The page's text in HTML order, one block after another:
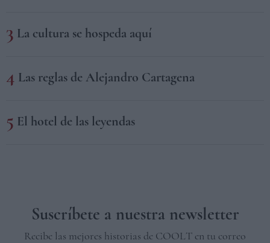
La cultura se hospeda aquí
Las reglas de Alejandro Cartagena
El hotel de las leyendas
Suscríbete a nuestra newsletter
Recibe las mejores historias de COOLT en tu correo